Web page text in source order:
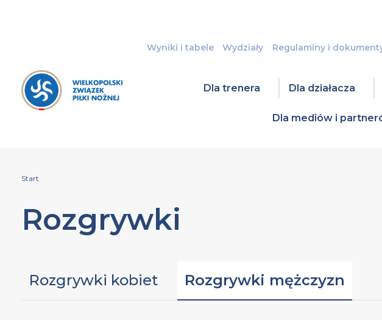
Wyniki i tabele Wydziały Regulaminy i
Dla trenera Dla działacza
Dla mediów i
Start
Rozgrywki
Rozgrywki kobiet Rozgrywki mężczyzn